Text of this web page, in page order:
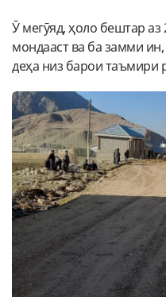
Ӯ мегӯяд, ҳоло бештар
мондааст ва ба замми
деҳа низ барои таъмири